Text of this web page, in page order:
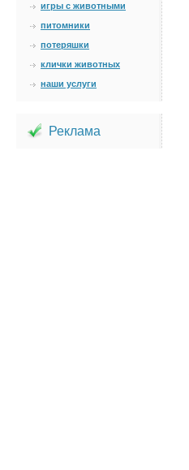
игры с животными
питомники
потеряшки
клички животных
наши услуги
Реклама